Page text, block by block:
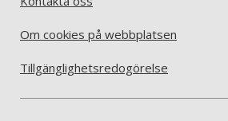
Om cookies på webbplatsen
Tillgänglighetsredogörelse